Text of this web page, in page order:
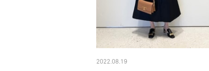
2022.08.19